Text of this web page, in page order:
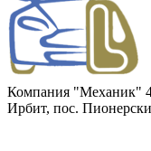
Компания "Механик"
Ирбит, пос.